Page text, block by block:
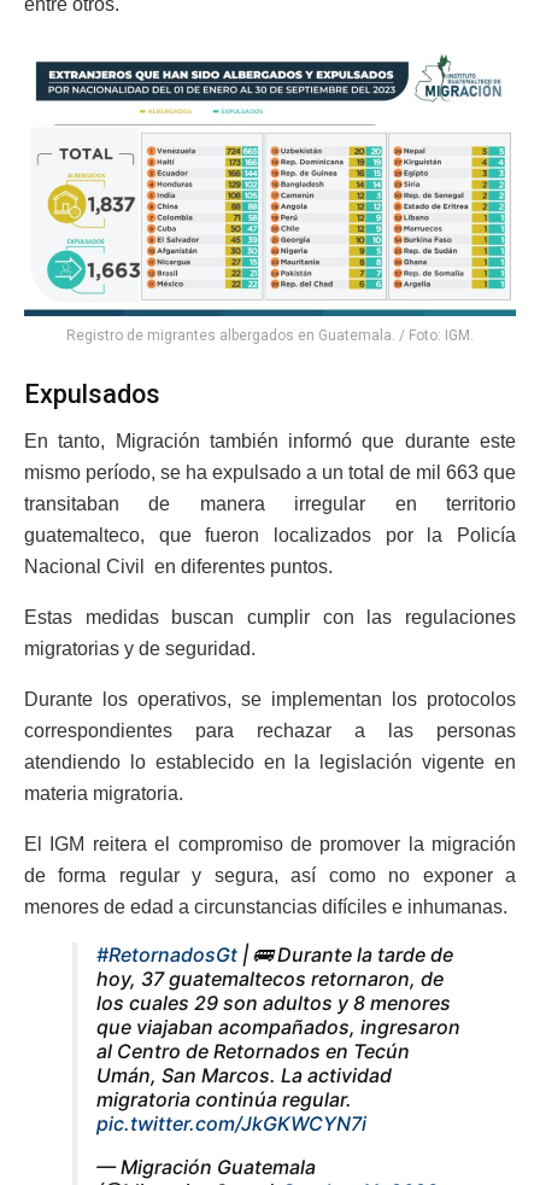
Registro de migrantes albergados en Guatemala. / Foto: IGM.
Expulsados
En tanto, Migración también informó que durante este
mismo período, se ha expulsado a un total de mil 663 que
transitaban de manera irregular en territorio
guatemalteco, que fueron localizados por la Policía
Nacional Civil en diferentes puntos.
Estas medidas buscan cumplir con las regulaciones
migratorias y de seguridad.
Durante los operativos, se implementan los protocolos
correspondientes para rechazar a las personas
atendiendo lo establecido en la legislación vigente en
materia migratoria.
El IGM reitera el compromiso de promover la migración
de forma regular y segura, así como no exponer a
menores de edad a circunstancias difíciles e inhumanas.
#RetornadosGt | 🚌 Durante la tarde de
hoy, 37 guatemaltecos retornaron, de
los cuales 29 son adultos y 8 menores
que viajaban acompañados, ingresaron
al Centro de Retornados en Tecún
Umán, San Marcos. La actividad
migratoria continúa regular.
pic.twitter.com/JkGKWCYN7i
— Migración Guatemala